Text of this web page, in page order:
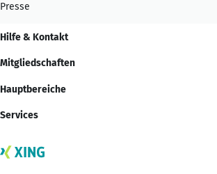
Presse
Hilfe & Kontakt
Mitgliedschaften
Hauptbereiche
Services